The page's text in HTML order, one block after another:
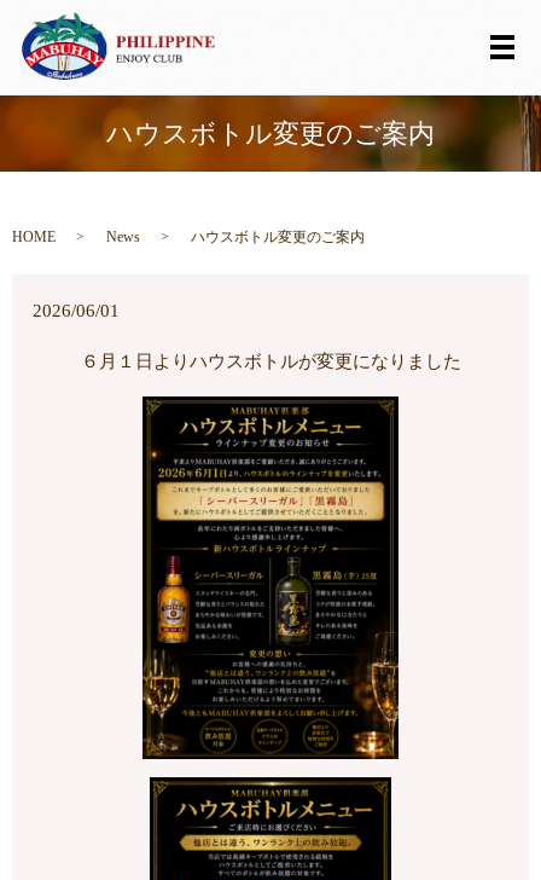
メ
ハウスボトル変更のご案内
HOME News ハウスボトル変更のご案内
2026/06/01
６月１日よりハウスボトルが変更になりました